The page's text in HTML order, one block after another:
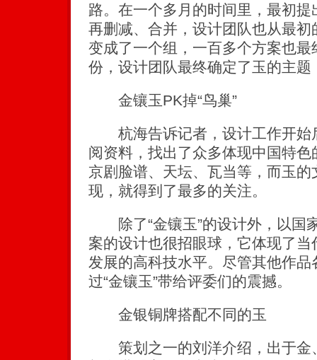
路。在一个多月的时间里，最初
再删减、合并，设计团队也从最
变成了一个组，一百多个方案也
份，设计团队最终确定了玉的主
金镶玉PK掉“鸟巢”
杭海告诉记者，设计工作开始
阅资料，找出了众多体现中国特
京剧脸谱、天坛、瓦当等，而玉
现，就得到了最多的关注。
除了“金镶玉”的设计外，以国
案的设计也很招眼球，它体现了
发展的高科技水平。尽管其他作
过“金镶玉”带给评委们的震撼。
金银铜牌搭配不同的玉
策划之一的刘洋介绍，出于金